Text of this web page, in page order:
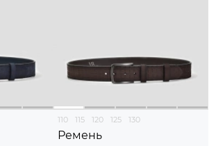
110 115 120 125 130
Ремень